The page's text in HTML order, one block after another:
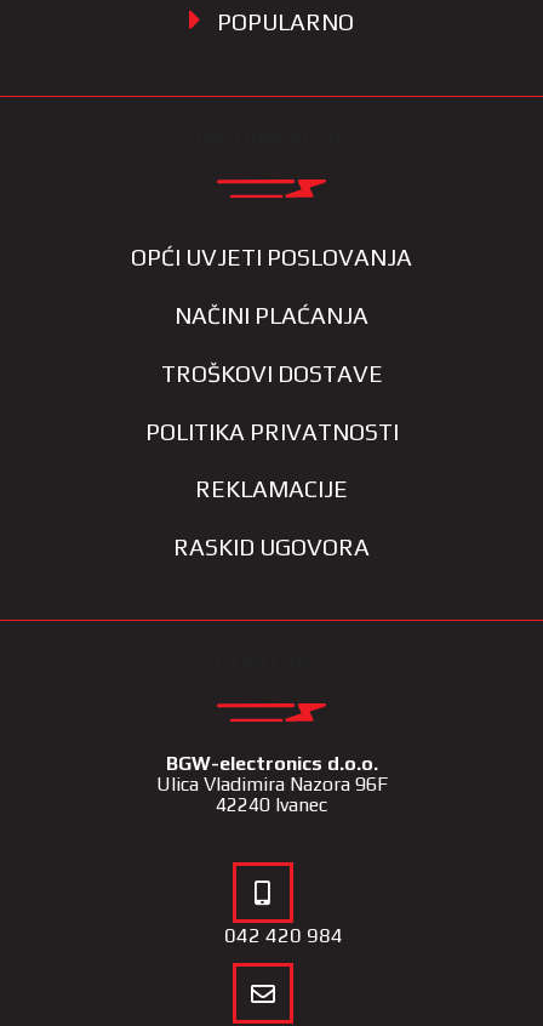
POPULARNO
OPĆI UVJETI POSLOVANJA
NAČINI PLAĆANJA
TROŠKOVI DOSTAVE
POLITIKA PRIVATNOSTI
REKLAMACIJE
RASKID UGOVORA
BGW-electronics d.o.o.
Ulica Vladimira Nazora 96F
42240 Ivanec
042 420 984